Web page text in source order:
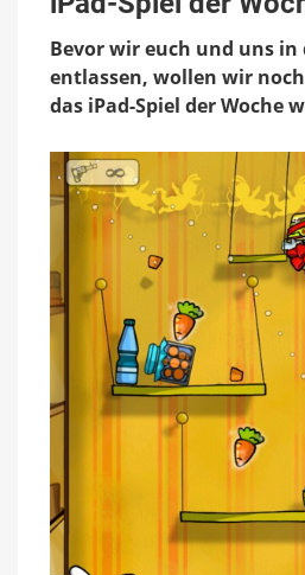
das
Spiel
der
Woche
Bevor wir euch und uns in
entlassen, wollen wir
das iPad-Spiel der Woche